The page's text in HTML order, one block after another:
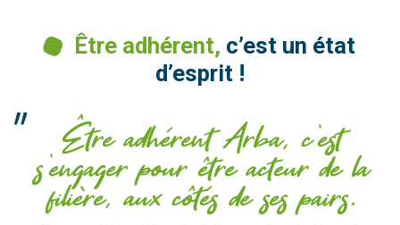
Être adhérent, c’est un état
d’esprit !
Être adhérent Arba, c’est
s’engager pour être acteur de la
filière, aux côtés de ses pairs.